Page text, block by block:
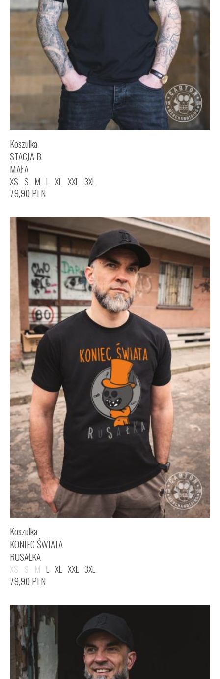
Koszulka
STACJA B.
MAŁA
XS S M L XL XXL 3XL
79,90 PLN
Koszulka
KONIEC ŚWIATA
RUSAŁKA
XS S M L XL XXL 3XL
79,90 PLN